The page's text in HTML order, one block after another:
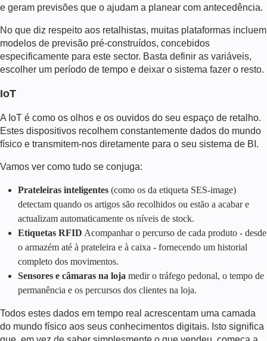
e geram previsões que o ajudam a planear com antecedência.
No que diz respeito aos retalhistas, muitas plataformas incluem
modelos de previsão pré-construídos, concebidos
especificamente para este sector. Basta definir as variáveis,
escolher um período de tempo e deixar o sistema fazer o resto.
IoT
A IoT é como os olhos e os ouvidos do seu espaço de retalho.
Estes dispositivos recolhem constantemente dados do mundo
físico e transmitem-nos diretamente para o seu sistema de BI.
Vamos ver como tudo se conjuga:
Prateleiras inteligentes (como os da etiqueta SES-image)
detectam quando os artigos são recolhidos ou estão a acabar e
actualizam automaticamente os níveis de stock.
Etiquetas RFID Acompanhar o percurso de cada produto - desde
o armazém até à prateleira e à caixa - fornecendo um historial
completo dos movimentos.
Sensores e câmaras na loja medir o tráfego pedonal, o tempo de
permanência e os percursos dos clientes na loja.
Todos estes dados em tempo real acrescentam uma camada
do mundo físico aos seus conhecimentos digitais. Isto significa